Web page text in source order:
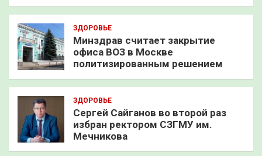
ЗДОРОВЬЕ
Минздрав считает закрытие
офиса ВОЗ в Москве
политизированным решением
ЗДОРОВЬЕ
Сергей Сайганов во второй раз
избран ректором СЗГМУ им.
Мечникова